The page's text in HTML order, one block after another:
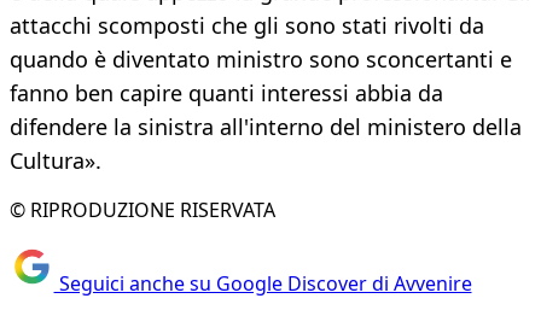
attacchi scomposti che gli sono stati rivolti da
quando è diventato ministro sono sconcertanti e
fanno ben capire quanti interessi abbia da
difendere la sinistra all'interno del ministero della
Cultura».
© RIPRODUZIONE RISERVATA
Seguici anche su Google Discover di Avvenire